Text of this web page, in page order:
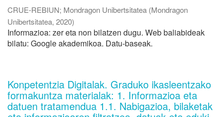
CRUE-REBIUN; Mondragon Unibertsitatea (Mondragon
Unibertsitatea, 2020)
Informazioa: zer eta non bilatzen dugu. Web baliabideak
bilatu: Google akademikoa. Datu-baseak.
Konpetentzia Digitalak. Graduko ikasleentzako
formakuntza materialak: 1. Informazioa eta
datuen tratamendua 1.1. Nabigazioa, bilaketak